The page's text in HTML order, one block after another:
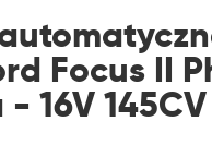
Focus II
- 16V